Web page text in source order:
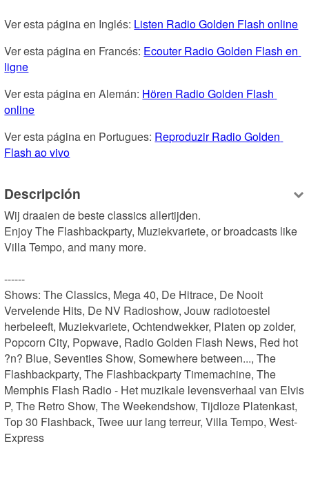
Ver esta página en Inglés: Listen Radio Golden Flash online
Ver esta página en Francés: Ecouter Radio Golden Flash en
ligne
Ver esta página en Alemán: Hören Radio Golden Flash
online
Ver esta página en Portugues: Reproduzir Radio Golden
Flash ao vivo
Descripción
Wij draaien de beste classics allertijden.
Enjoy The Flashbackparty, Muziekvariete, or broadcasts like
Villa Tempo, and many more.
------
Shows: The Classics, Mega 40, De Hitrace, De Nooit
Vervelende Hits, De NV Radioshow, Jouw radiotoestel
herbeleeft, Muziekvariete, Ochtendwekker, Platen op zolder,
Popcorn City, Popwave, Radio Golden Flash News, Red hot
?n? Blue, Seventies Show, Somewhere between..., The
Flashbackparty, The Flashbackparty Timemachine, The
Memphis Flash Radio - Het muzikale levensverhaal van Elvis
P, The Retro Show, The Weekendshow, Tijdloze Platenkast,
Top 30 Flashback, Twee uur lang terreur, Villa Tempo, West-
Express